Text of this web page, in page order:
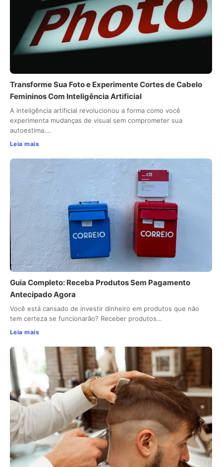
Transforme Sua Foto e Experimente Cortes de Cabelo
Femininos Com Inteligência Artificial
A inteligência artificial revolucionou a forma como você
experimenta mudanças de visual sem comprometer sua
autoestima.…
Leia mais
Guia Completo: Receba Produtos Sem Pagamento
Antecipado Agora
Você está cansado de investir dinheiro em produtos que não
tem certeza se funcionarão? Receber produtos…
Leia mais